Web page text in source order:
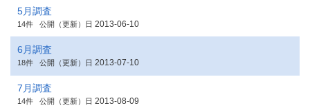
5月調査
14件 公開（更新）日 2013-06-10
6月調査
18件 公開（更新）日 2013-07-10
7月調査
14件 公開（更新）日 2013-08-09